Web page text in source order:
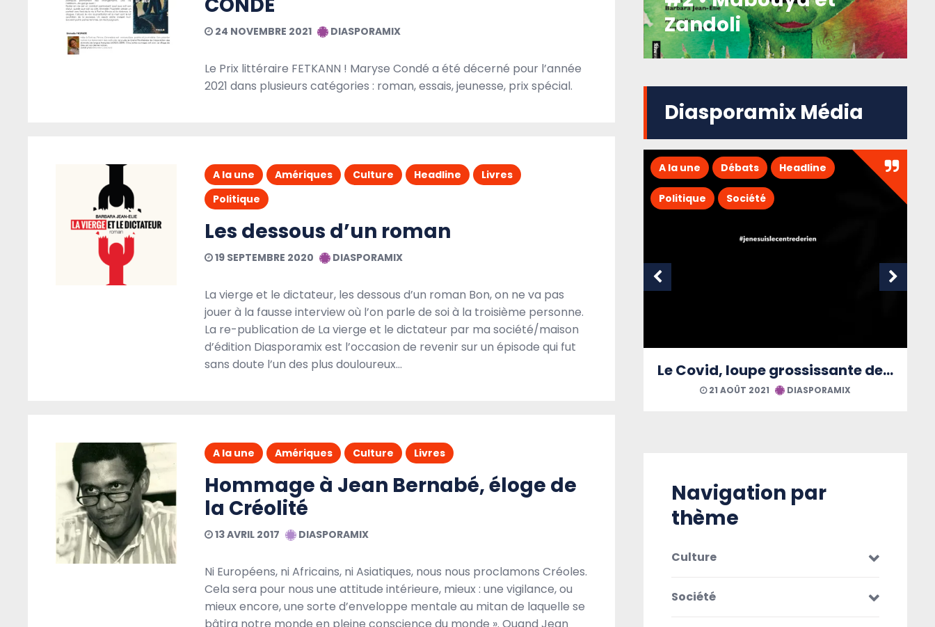
CONDÉ
24 NOVEMBRE 2021 DIASPORAMIX
Le Prix littéraire FETKANN ! Maryse Condé a été décerné pour l’année
2021 dans plusieurs catégories : roman, essais, jeunesse, prix spécial.
A la une Amériques Culture Headline
Livres
Politique
Les dessous d’un roman
19 SEPTEMBRE 2020 DIASPORAMIX
La vierge et le dictateur, les dessous d’un roman Bon, on ne va pas
jouer à la fausse interview où l’on parle de soi à la troisième personne.
La re-publication de La vierge et le dictateur par ma société/maison
d’édition Diasporamix est l’occasion de revenir sur un épisode qui fut
sans doute l’un des plus douloureux…
A la une Amériques Culture Livres
Hommage à Jean Bernabé, éloge de
la Créolité
13 AVRIL 2017 DIASPORAMIX
Ni Européens, ni Africains, ni Asiatiques, nous nous proclamons Créoles.
Cela sera pour nous une attitude intérieure, mieux : une vigilance, ou
mieux encore, une sorte d’enveloppe mentale au mitan de laquelle se
Zandoli
Diasporamix Média
A la une Débats Headline
Société
#Cette semaine j’ai retenu 51
A la une Débats Headline A la une Amériques Culture
Headline Musique
Sandrine Poogy…« J’accomplis mes Rêves »
23 MARS 2021 DIASPORAMIX
Navigation par
thème
Culture
Société